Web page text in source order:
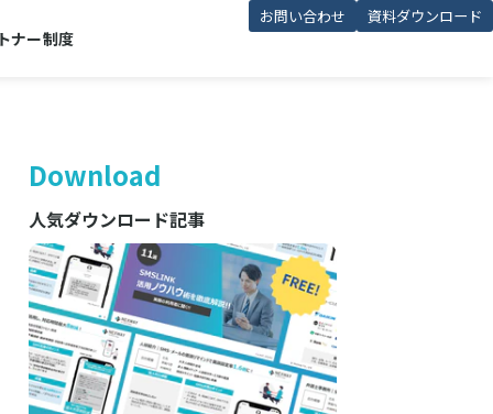
ナー制度
お問い合わせ 資料ダウンロード
Download
人気ダウンロード記事